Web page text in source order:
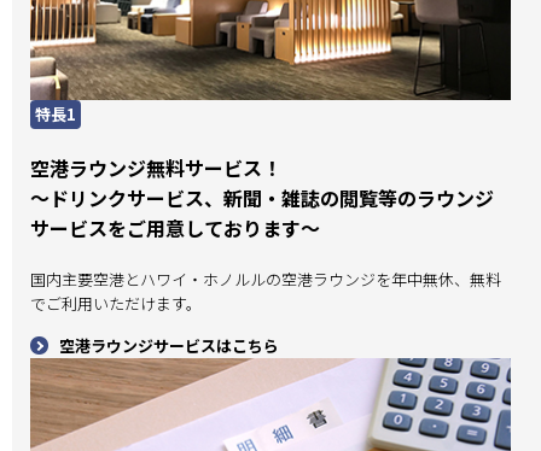
特長1
空港ラウンジ無料サービス！
～ドリンクサービス、新聞・雑誌の閲覧等のラウンジ
サービスをご用意しております～
国内主要空港とハワイ・ホノルルの空港ラウンジを年中無休、無料
でご利用いただけます。
空港ラウンジサービスはこちら